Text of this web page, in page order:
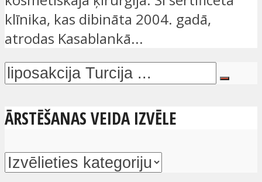
klīnika, kas dibināta 2004. gadā,
atrodas Kasablankā...
ĀRSTĒŠANAS VEIDA IZVĒLE